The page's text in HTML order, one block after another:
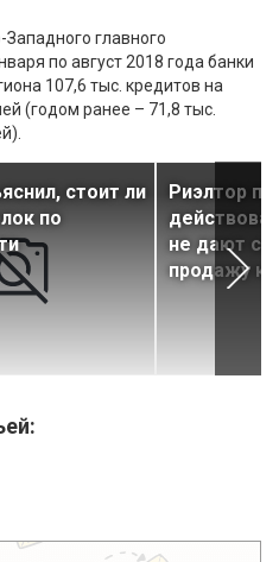
главного
по август 2018 года банки
107,6 тыс. кредитов на
(годом ранее – 71,8 тыс.
стоит ли
по
Риэлтор
не дают
продажу